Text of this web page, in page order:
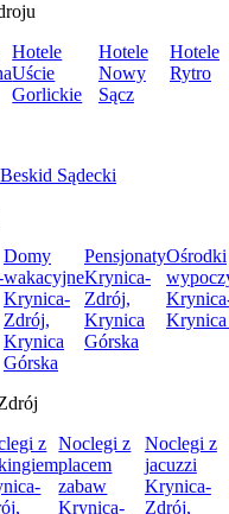
Hotele
Uście
Gorlickie
Hotele
Nowy
Sącz
Hotele
Rytro
Sądecki
Domy
wakacyjne
Krynica-
Zdrój,
Krynica
Górska
Pensjonaty
Krynica-
Zdrój,
Krynica
Górska
Ośrodki
Krynica
z
Noclegi z
placem
zabaw
Krynica-
Noclegi z
jacuzzi
Krynica-
Zdrój,